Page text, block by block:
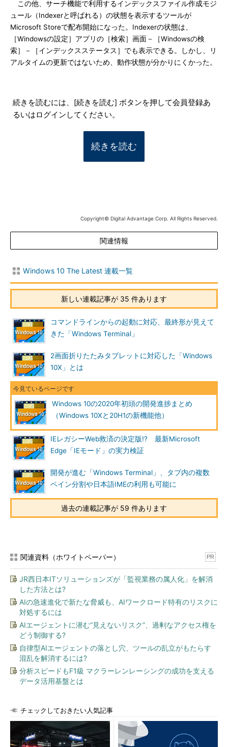
この他、サーチ機能で利用するインデックスファイル作成モジ
ュール（Indexerと呼ばれる）の状態を表示するツールが
Microsoft Storeで配布開始になった。Indexerの状態は、
［Windowsの設定］アプリの［検索］画面－［Windowsの検
索］－［インデックスステータス］でも表示できる。しかし、リ
アルタイムの更新ではないため、動作状態が分かりにくかった。
続きを読むには、[続きを読む] ボタンを押して会員登録あ
るいはログインしてください。
続きを読む
Copyright© Digital Advantage Corp. All Rights Reserved.
関連情報
Windows 10 The Latest 連載一覧
新しい連載記事が 35 件あります
コマンドラインからの起動に対応、最終形が見えて
きた「Windows Terminal」
2画面折りたたみタブレットに対応した「Windows
10X」とは
Windows 10の2020年初頭の開発進捗まとめ
（Windows 10Xと20H1の新機能他）
IEレガシーWeb救済の決定版!? 最新Microsoft
Edge「IEモード」の実力検証
開発が進む「Windows Terminal」、タブ内の複数
ペイン分割や日本語IMEの利用も可能に
過去の連載記事が 59 件あります
関連資料（ホワイトペーパー） PR
JR西日本ITソリューションズが「監視業務の属人化」を解消
した方法とは?
AIの急速進化で新たな脅威も、AIワークロード特有のリスクに
対処するには
AIエージェントに潜む“見えないリスク”、過剰なアクセス権を
どう制御する?
自律型AIエージェントの落とし穴、ツールの乱立がもたらす
混乱を解消するには?
分析スピードもF1級 マクラーレンレーシングの成功を支える
データ活用基盤とは
チェックしておきたい人気記事